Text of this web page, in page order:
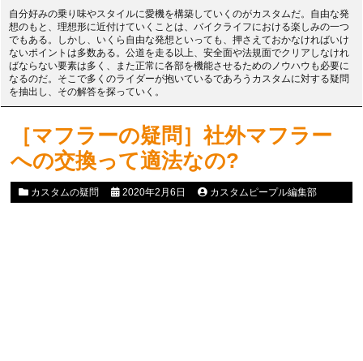
自分好みの乗り味やスタイルに愛機を構築していくのがカスタムだ。自由な発
想のもと、理想形に近付けていくことは、バイクライフにおける楽しみの一つ
でもある。しかし、いくら自由な発想といっても、押さえておかなければいけ
ないポイントは多数ある。公道を走る以上、安全面や法規面でクリアしなけれ
ばならない要素は多く、また正常に各部を機能させるためのノウハウも必要に
なるのだ。そこで多くのライダーが抱いているであろうカスタムに対する疑問
を抽出し、その解答を探っていく。
［マフラーの疑問］社外マフラー
への交換って適法なの?
カスタムの疑問 2020年2月6日 カスタムピープル編集部